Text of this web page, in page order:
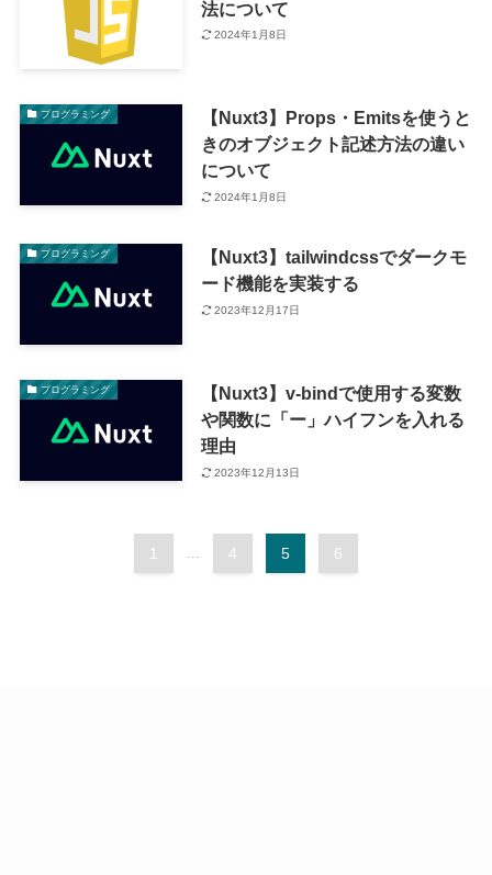
法について
2024年1月8日
プログラミング
【Nuxt3】Props・Emitsを使うと
きのオブジェクト記述方法の違い
について
2024年1月8日
プログラミング
【Nuxt3】tailwindcssでダークモ
ード機能を実装する
2023年12月17日
プログラミング
【Nuxt3】v-bindで使用する変数
や関数に「ー」ハイフンを入れる
理由
2023年12月13日
1 4 5 6